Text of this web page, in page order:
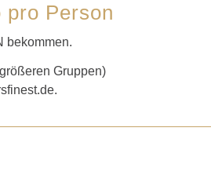
pro Person
bekommen.
Gruppen)
.